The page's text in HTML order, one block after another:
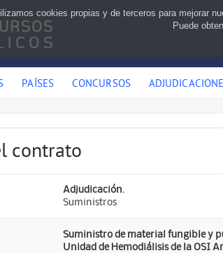
PAÍSES CONCURSOS
contrato
Adjudicación.
Suministros
Suministro de material fungible y
Unidad de Hemodiálisis de la OSI
cookies propias y de terceros para mejorar
Puede